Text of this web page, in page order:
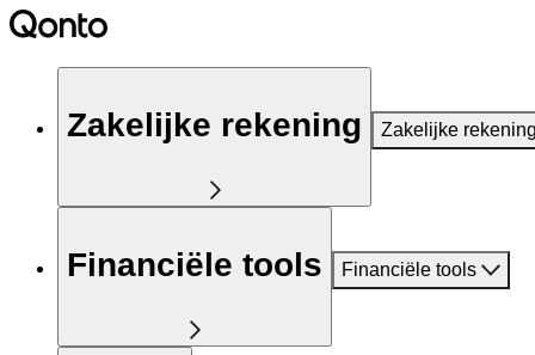
Zakelijke rekening Zakelijke
Financiële tools Financiële tools